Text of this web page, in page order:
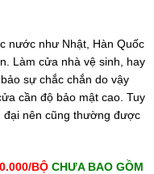
nước như Nhật, Hàn Quốc
Làm cửa nhà vệ sinh, hay
sự chắc chắn do vậy
cần độ bảo mật cao. Tuy
đại nên cũng thường được
BỘ CHƯA BAO GỒM